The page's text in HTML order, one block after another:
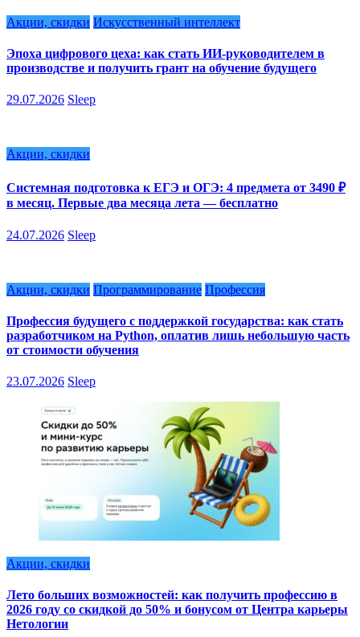
Акции, скидки Искусственный интеллект
Эпоха цифрового цеха: как стать ИИ-руководителем в
производстве и получить грант на обучение будущего
29.07.2026 Sleep
Акции, скидки
Системная подготовка к ЕГЭ и ОГЭ: 4 предмета от 3490 ₽
в месяц. Первые два месяца лета — бесплатно
24.07.2026 Sleep
Акции, скидки Программирование Профессия
Профессия будущего с поддержкой государства: как стать
разработчиком на Python, оплатив лишь небольшую часть
от стоимости обучения
23.07.2026 Sleep
Акции, скидки
Лето больших возможностей: как получить профессию в
2026 году со скидкой до 50% и бонусом от Центра карьеры
Нетологии